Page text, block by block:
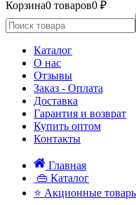
Корзина0 товаров0 ₽
Каталог
О нас
Отзывы
Заказ - Оплата
Доставка
Гарантия и возврат
Купить оптом
Контакты
Главная
👜 Каталог
⭐ Акционные